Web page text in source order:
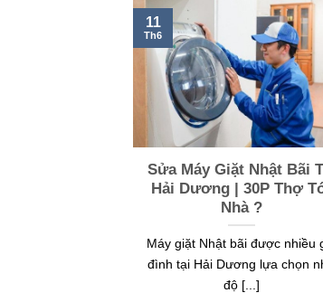
Sửa Máy Giặt Nhật Bãi
Hải Dương | 30P Thợ
Nhà ?
Máy giặt Nhật bãi được nhiều
đình tại Hải Dương lựa chọn
độ [...]
11
Th6